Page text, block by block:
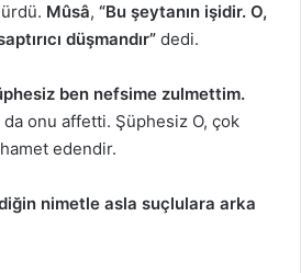
Mûsâ, “Bu şeytanın işidir. O,
düşmandır” dedi.
ben nefsime zulmettim.
da onu affetti. Şüphesiz O, çok
edendir.
nimetle asla suçlulara arka